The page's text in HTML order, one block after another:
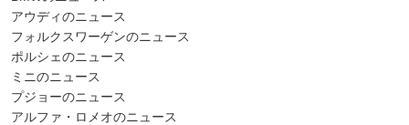
アウディのニュース
フォルクスワーゲンのニュース
ポルシェのニュース
ミニのニュース
プジョーのニュース
アルファ・ロメオのニュース